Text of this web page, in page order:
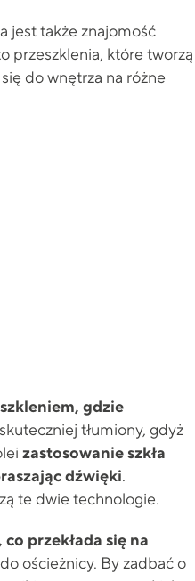
jest także znajomość
przeszklenia, które tworzą
do wnętrza na różne
gdzie
tłumiony, gdyż
zastosowanie szkła
dźwięki.
te dwie technologie.
przekłada się na
ościeżnicy. By zadbać o